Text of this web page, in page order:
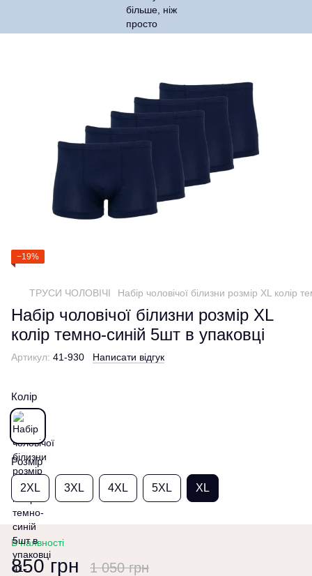
−19%
ТРУСИ ЧОЛОВІЧІ Набір чоловічої білизни розмір XL колір
Набір чоловічої білизни розмір XL
колір темно-синій 5шт в упаковці
Артикул: 41-930 Написати відгук
Колір
Розмір
2XL 3XL 4XL 5XL XL
В наявності
850 грн 1 050 грн